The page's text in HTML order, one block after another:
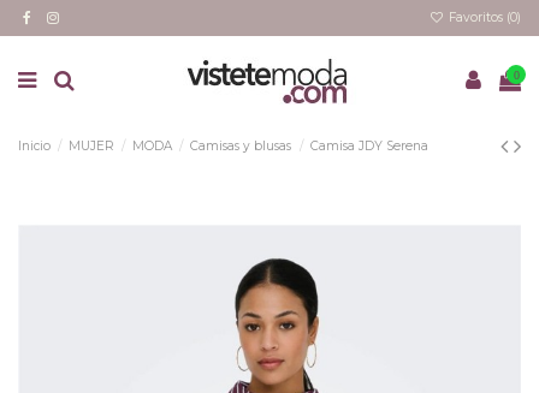
Favoritos (0)
0
Inicio MUJER MODA Camisas y blusas Camisa JDY Serena